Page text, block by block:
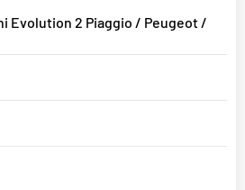
Evolution 2 Piaggio / Peugeot /